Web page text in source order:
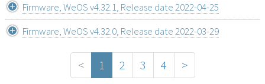
Firmware, WeOS v4.32.1, Release date 2022-04-25
Firmware, WeOS v4.32.0, Release date 2022-03-29
< 1 2 3 4 >